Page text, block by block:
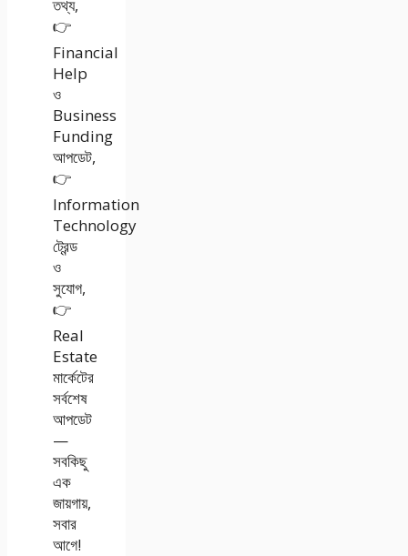
তথ্য,
👉
Financial
Help
ও
Business
Funding
আপডেট,
👉
Information
Technology
ট্রেন্ড
ও
সুযোগ,
👉
Real
Estate
মার্কেটের
সর্বশেষ
আপডেট
—
সবকিছু
এক
জায়গায়,
সবার
আগে!